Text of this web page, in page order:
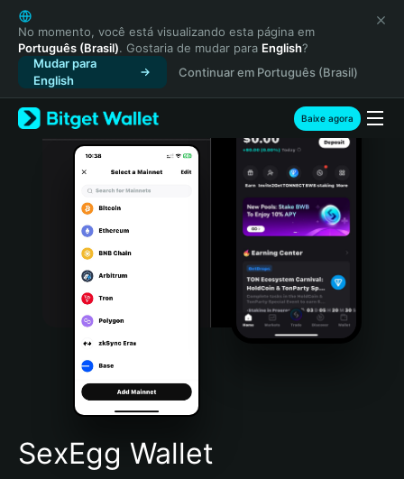
English
日本語
Tiếng Việt
Русский
Español (Latinoamérica)
Türkçe
Italiano
Português (Portugal)
Bahasa Indonesia
Português (Brasil)
Español (Argentina)
No momento, você está visualizando esta página em
Português (Brasil). Gostaria de mudar para English?
Mudar para
English
Continuar em Português (Brasil)
Baixe agora
SexEgg Wallet